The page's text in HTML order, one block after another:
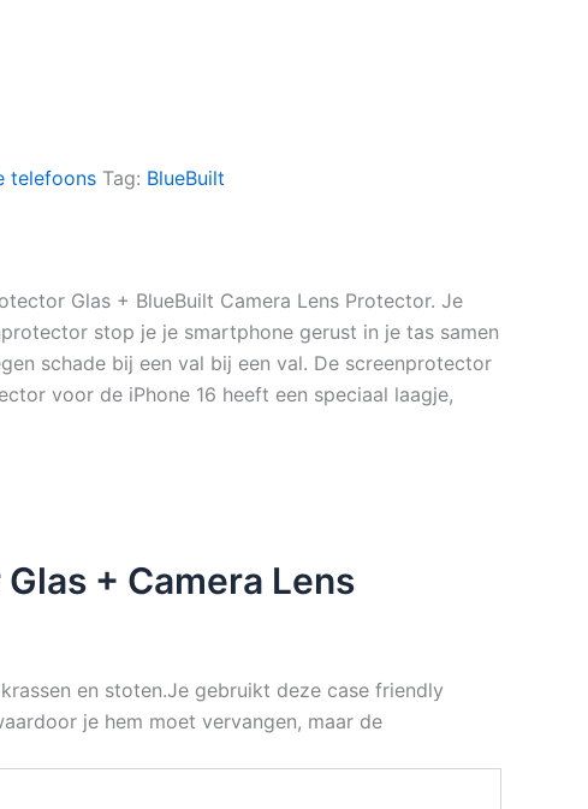
telefoons Tag: BlueBuilt
Glas + BlueBuilt Camera Lens Protector. Je
stop je je smartphone gerust in je tas samen
schade bij een val bij een val. De screenprotector
voor de iPhone 16 heeft een speciaal laagje,
+ Camera Lens
en stoten.Je gebruikt deze case friendly
je hem moet vervangen, maar de